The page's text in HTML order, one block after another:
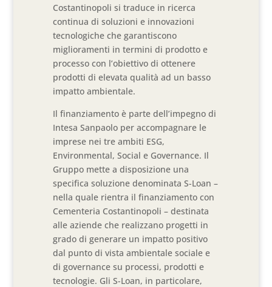
Costantinopoli si traduce in ricerca
continua di soluzioni e innovazioni
tecnologiche che garantiscono
miglioramenti in termini di prodotto e
processo con l’obiettivo di ottenere
prodotti di elevata qualità ad un basso
impatto ambientale.
Il finanziamento è parte dell’impegno di
Intesa Sanpaolo per accompagnare le
imprese nei tre ambiti ESG,
Environmental, Social e Governance. Il
Gruppo mette a disposizione una
specifica soluzione denominata S-Loan –
nella quale rientra il finanziamento con
Cementeria Costantinopoli – destinata
alle aziende che realizzano progetti in
grado di generare un impatto positivo
dal punto di vista ambientale sociale e
di governance su processi, prodotti e
tecnologie. Gli S-Loan, in particolare,